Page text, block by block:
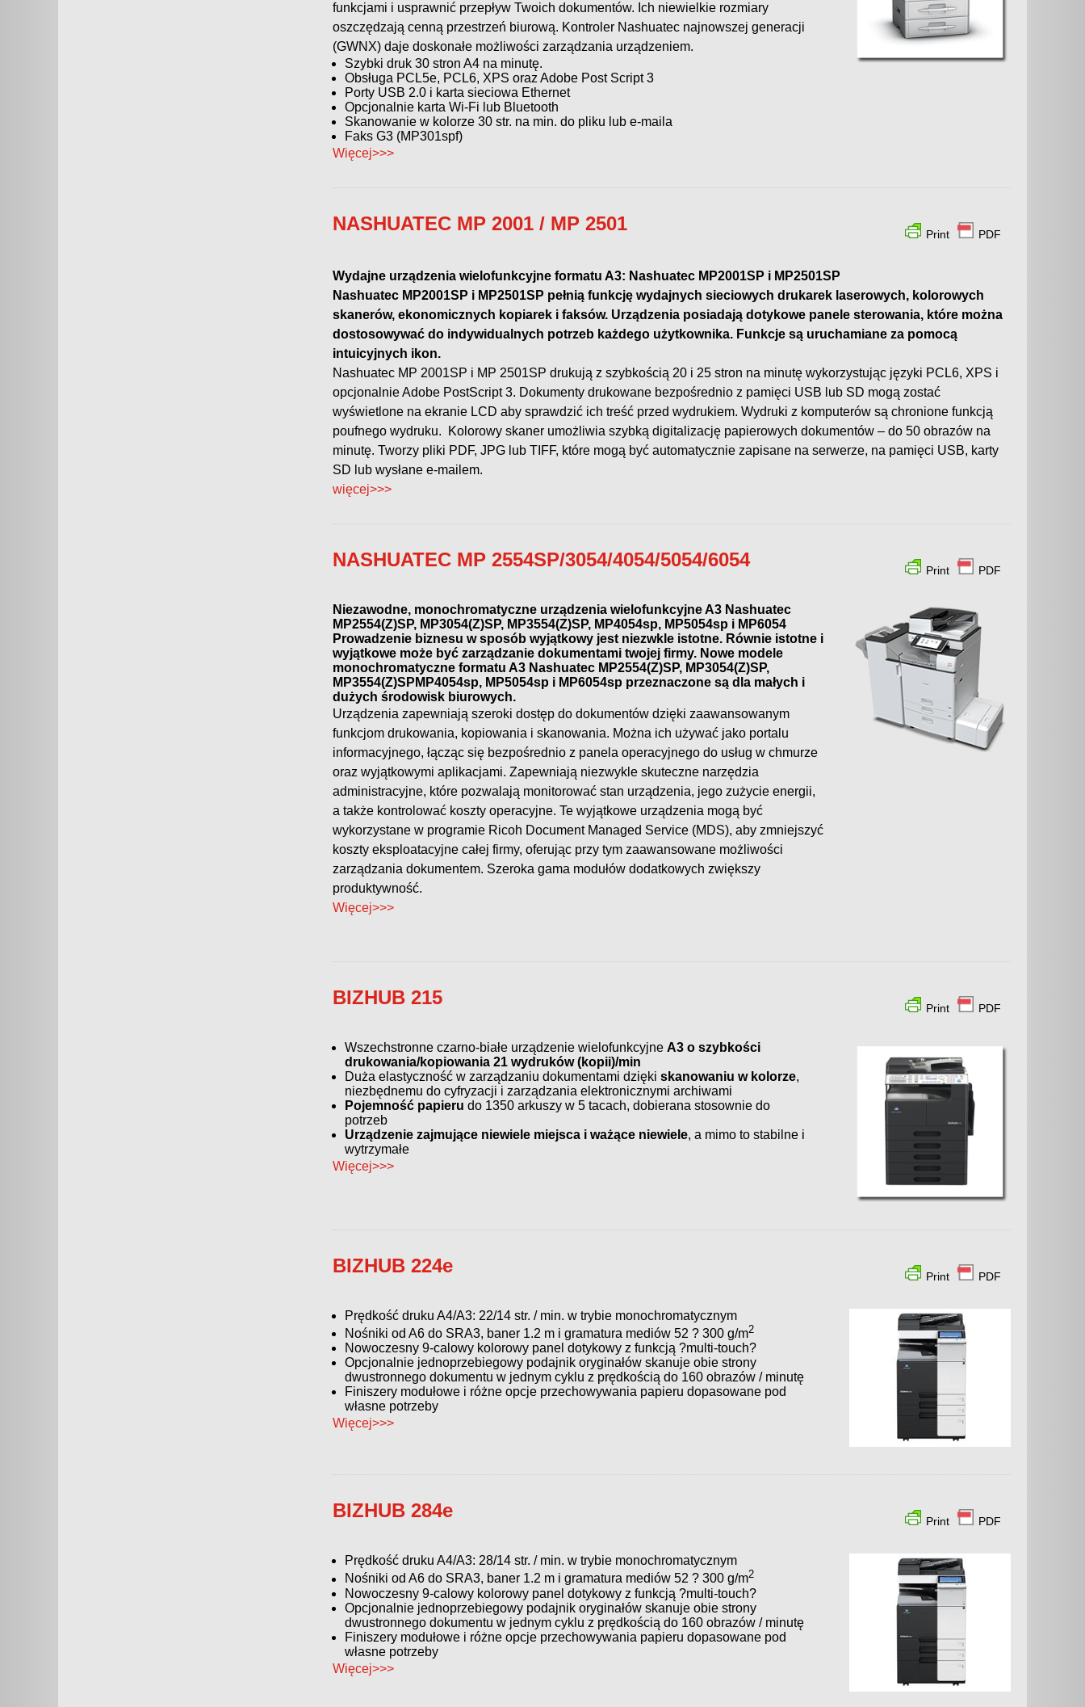
funkcjami i usprawnić przepływ Twoich dokumentów. Ich niewielkie rozmiary
oszczędzają cenną przestrzeń biurową. Kontroler Nashuatec najnowszej generacji
(GWNX) daje doskonałe możliwości zarządzania urządzeniem.
Szybki druk 30 stron A4 na minutę.
Obsługa PCL5e, PCL6, XPS oraz Adobe Post Script 3
Porty USB 2.0 i karta sieciowa Ethernet
Opcjonalnie karta Wi-Fi lub Bluetooth
Skanowanie w kolorze 30 str. na min. do pliku lub e-maila
Faks G3 (MP301spf)
Więcej>>>
NASHUATEC MP 2001 / MP 2501 Print PDF
Wydajne urządzenia wielofunkcyjne formatu A3: Nashuatec MP2001SP i MP2501SP
Nashuatec MP2001SP i MP2501SP pełnią funkcję wydajnych sieciowych drukarek laserowych, kolorowych
skanerów, ekonomicznych kopiarek i faksów. Urządzenia posiadają dotykowe panele sterowania, które można
dostosowywać do indywidualnych potrzeb każdego użytkownika. Funkcje są uruchamiane za pomocą
intuicyjnych ikon.
Nashuatec MP 2001SP i MP 2501SP drukują z szybkością 20 i 25 stron na minutę wykorzystując języki PCL6, XPS i
opcjonalnie Adobe PostScript 3. Dokumenty drukowane bezpośrednio z pamięci USB lub SD mogą zostać
wyświetlone na ekranie LCD aby sprawdzić ich treść przed wydrukiem. Wydruki z komputerów są chronione funkcją
poufnego wydruku. Kolorowy skaner umożliwia szybką digitalizację papierowych dokumentów – do 50 obrazów na
minutę. Tworzy pliki PDF, JPG lub TIFF, które mogą być automatycznie zapisane na serwerze, na pamięci USB, karty
SD lub wysłane e-mailem.
więcej>>>
NASHUATEC MP 2554SP/3054/4054/5054/6054 Print PDF
Niezawodne, monochromatyczne urządzenia wielofunkcyjne A3 Nashuatec
MP2554(Z)SP, MP3054(Z)SP, MP3554(Z)SP, MP4054sp, MP5054sp i MP6054
Prowadzenie biznesu w sposób wyjątkowy jest niezwkle istotne. Równie istotne i
wyjątkowe może być zarządzanie dokumentami twojej firmy. Nowe modele
monochromatyczne formatu A3 Nashuatec MP2554(Z)SP, MP3054(Z)SP,
MP3554(Z)SPMP4054sp, MP5054sp i MP6054sp przeznaczone są dla małych i
dużych środowisk biurowych.
Urządzenia zapewniają szeroki dostęp do dokumentów dzięki zaawansowanym
funkcjom drukowania, kopiowania i skanowania. Można ich używać jako portalu
informacyjnego, łącząc się bezpośrednio z panela operacyjnego do usług w chmurze
oraz wyjątkowymi aplikacjami. Zapewniają niezwykle skuteczne narzędzia
administracyjne, które pozwalają monitorować stan urządzenia, jego zużycie energii,
a także kontrolować koszty operacyjne. Te wyjątkowe urządzenia mogą być
wykorzystane w programie Ricoh Document Managed Service (MDS), aby zmniejszyć
koszty eksploatacyjne całej firmy, oferując przy tym zaawansowane możliwości
zarządzania dokumentem. Szeroka gama modułów dodatkowych zwiększy
produktywność.
Więcej>>>
BIZHUB 215 Print PDF
Wszechstronne czarno-białe urządzenie wielofunkcyjne A3 o szybkości
drukowania/kopiowania 21 wydruków (kopii)/min
Duża elastyczność w zarządzaniu dokumentami dzięki skanowaniu w kolorze,
niezbędnemu do cyfryzacji i zarządzania elektronicznymi archiwami
Pojemność papieru do 1350 arkuszy w 5 tacach, dobierana stosownie do
potrzeb
Urządzenie zajmujące niewiele miejsca i ważące niewiele, a mimo to stabilne i
wytrzymałe
Więcej>>>
BIZHUB 224e Print PDF
Prędkość druku A4/A3: 22/14 str. / min. w trybie monochromatycznym
Nośniki od A6 do SRA3, baner 1.2 m i gramatura mediów 52 ? 300 g/m2
Nowoczesny 9-calowy kolorowy panel dotykowy z funkcją ?multi-touch?
Opcjonalnie jednoprzebiegowy podajnik oryginałów skanuje obie strony
dwustronnego dokumentu w jednym cyklu z prędkością do 160 obrazów / minutę
Finiszery modułowe i różne opcje przechowywania papieru dopasowane pod
własne potrzeby
Więcej>>>
BIZHUB 284e Print PDF
Prędkość druku A4/A3: 28/14 str. / min. w trybie monochromatycznym
Nośniki od A6 do SRA3, baner 1.2 m i gramatura mediów 52 ? 300 g/m2
Nowoczesny 9-calowy kolorowy panel dotykowy z funkcją ?multi-touch?
Opcjonalnie jednoprzebiegowy podajnik oryginałów skanuje obie strony
dwustronnego dokumentu w jednym cyklu z prędkością do 160 obrazów / minutę
Finiszery modułowe i różne opcje przechowywania papieru dopasowane pod
własne potrzeby
Więcej>>>